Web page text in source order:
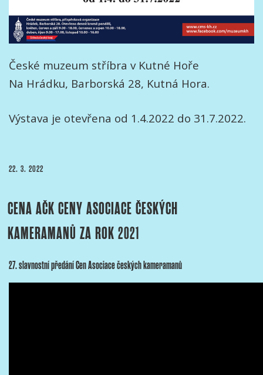
České muzeum stříbra v Kutné Hoře
Na Hrádku, Barborská 28, Kutná Hora.
Výstava je otevřena od 1.4.2022 do 31.7.2022.
PUBLIKOVÁNO
22. 3. 2022
CENA AČK CENY ASOCIACE ČESKÝCH
KAMERAMANŮ ZA ROK 2021
27. slavnostní předání Cen Asociace českých kameramanů